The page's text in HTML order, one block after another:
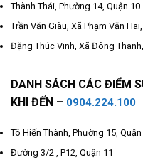
Thành Thái, Phường 14, Quận 10
Trần Văn Giàu, Xã Phạm Văn
Đặng Thúc Vinh, Xã Đông
DANH SÁCH CÁC ĐIỂM
KHI ĐẾN – 0904.224.100
Tô Hiến Thành, Phường 15,
Đường 3/2 , P12, Quận 11